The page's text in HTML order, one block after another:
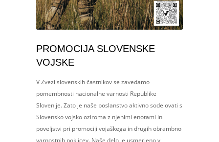
PROMOCIJA SLOVENSKE
VOJSKE
V Zvezi slovenskih častnikov se zavedamo
pomembnosti nacionalne varnosti Republike
Slovenije. Zato je naše poslanstvo aktivno sodelovati s
Slovensko vojsko oziroma z njenimi enotami in
poveljstvi pri promociji vojaškega in drugih obrambno
varnostnih poklicev. Naše delo je usmerjeno v